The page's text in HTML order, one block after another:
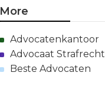
More
Advocatenkantoor
Advocaat Strafrecht
Beste Advocaten